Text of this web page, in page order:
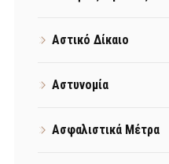
Αστικό Δίκαιο
Αστυνομία
Ασφαλιστικά Μέτρα